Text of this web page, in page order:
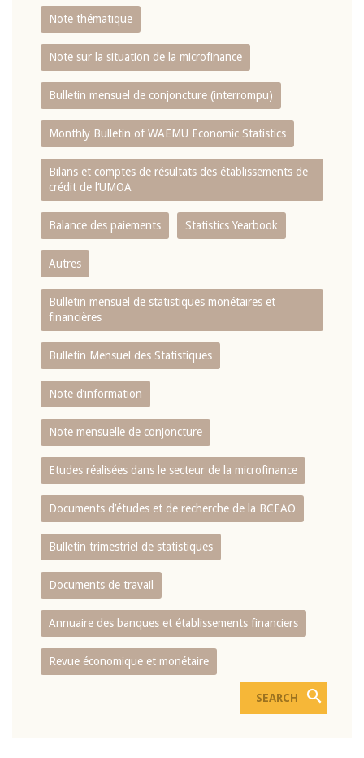
Note thématique
Note sur la situation de la microfinance
Bulletin mensuel de conjoncture (interrompu)
Monthly Bulletin of WAEMU Economic Statistics
Bilans et comptes de résultats des établissements de
crédit de l‘UMOA
Balance des paiements Statistics Yearbook
Autres
Bulletin mensuel de statistiques monétaires et
financières
Bulletin Mensuel des Statistiques
Note d’information
Note mensuelle de conjoncture
Etudes réalisées dans le secteur de la microfinance
Documents d’études et de recherche de la BCEAO
Bulletin trimestriel de statistiques
Documents de travail
Annuaire des banques et établissements financiers
Revue économique et monétaire